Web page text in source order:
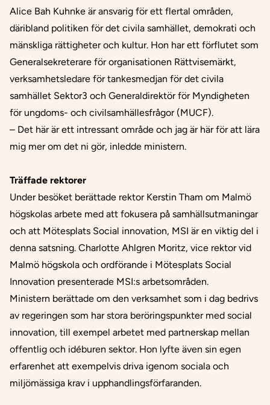
Alice Bah Kuhnke är ansvarig för ett flertal områden,
däribland politiken för det civila samhället, demokrati och
mänskliga rättigheter och kultur. Hon har ett förflutet som
Generalsekreterare för organisationen Rättvisemärkt,
verksamhetsledare för tankesmedjan för det civila
samhället Sektor3 och Generaldirektör för Myndigheten
för ungdoms- och civilsamhällesfrågor (MUCF).
– Det här är ett intressant område och jag är här för att lära
mig mer om det ni gör, inledde ministern.
Träffade rektorer
Under besöket berättade rektor Kerstin Tham om Malmö
högskolas arbete med att fokusera på samhällsutmaningar
och att Mötesplats Social innovation, MSI är en viktig del i
denna satsning. Charlotte Ahlgren Moritz, vice rektor vid
Malmö högskola och ordförande i Mötesplats Social
Innovation presenterade MSI:s arbetsområden.
Ministern berättade om den verksamhet som i dag bedrivs
av regeringen som har stora beröringspunkter med social
innovation, till exempel arbetet med partnerskap mellan
offentlig och idéburen sektor. Hon lyfte även sin egen
erfarenhet att exempelvis driva igenom sociala och
miljömässiga krav i upphandlingsförfaranden.